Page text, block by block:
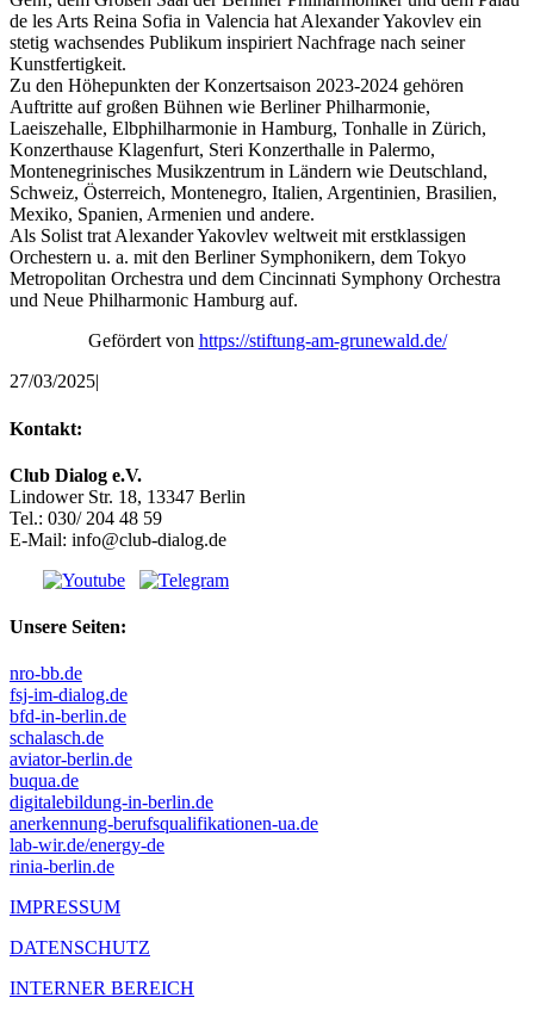
de les Arts Reina Sofia in Valencia hat Alexander Yakovlev ein
stetig wachsendes Publikum inspiriert Nachfrage nach seiner
Kunstfertigkeit.
Zu den Höhepunkten der Konzertsaison 2023-2024 gehören
Auftritte auf großen Bühnen wie Berliner Philharmonie,
Laeiszehalle, Elbphilharmonie in Hamburg, Tonhalle in Zürich,
Konzerthause Klagenfurt, Steri Konzerthalle in Palermo,
Montenegrinisches Musikzentrum in Ländern wie Deutschland,
Schweiz, Österreich, Montenegro, Italien, Argentinien, Brasilien,
Mexiko, Spanien, Armenien und andere.
Als Solist trat Alexander Yakovlev weltweit mit erstklassigen
Orchestern u. a. mit den Berliner Symphonikern, dem Tokyo
Metropolitan Orchestra und dem Cincinnati Symphony Orchestra
und Neue Philharmonic Hamburg auf.
Gefördert von https://stiftung-am-grunewald.de/
27/03/2025|
Kontakt:
Club Dialog e.V.
Lindower Str. 18, 13347 Berlin
Tel.: 030/ 204 48 59
E-Mail: info@club-dialog.de
Unsere Seiten:
nro-bb.de
fsj-im-dialog.de
bfd-in-berlin.de
schalasch.de
aviator-berlin.de
buqua.de
digitalebildung-in-berlin.de
anerkennung-berufsqualifikationen-ua.de
lab-wir.de/energy-de
rinia-berlin.de
IMPRESSUM
DATENSCHUTZ
INTERNER BEREICH